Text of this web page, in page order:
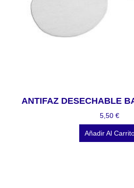
ANTIFAZ DESECHABLE
5,50 €
Añadir Al